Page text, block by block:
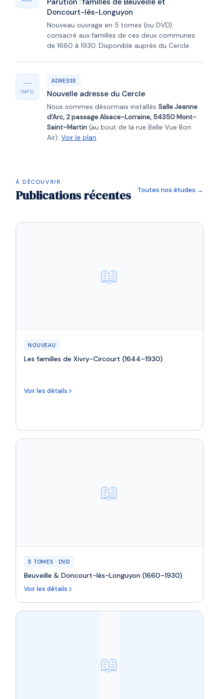
Parution : familles de Beuveille et
Doncourt-lès-Longuyon
Nouveau ouvrage en 5 tomes (ou DVD)
consacré aux familles de ces deux communes
de 1660 à 1930. Disponible auprès du Cercle.
—
INFO
ADRESSE
Nouvelle adresse du Cercle
Nous sommes désormais installés Salle Jeanne
d'Arc, 2 passage Alsace-Lorraine, 54350 Mont-
Saint-Martin (au bout de la rue Belle Vue Bon
Air). Voir le plan.
À DÉCOUVRIR
Publications récentes Toutes nos études →
📖
NOUVEAU
Les familles de Xivry-Circourt (1644–1930)
Voir les détails
📖
5 TOMES · DVD
Beuveille & Doncourt-lès-Longuyon (1660–1930)
Voir les détails
📖